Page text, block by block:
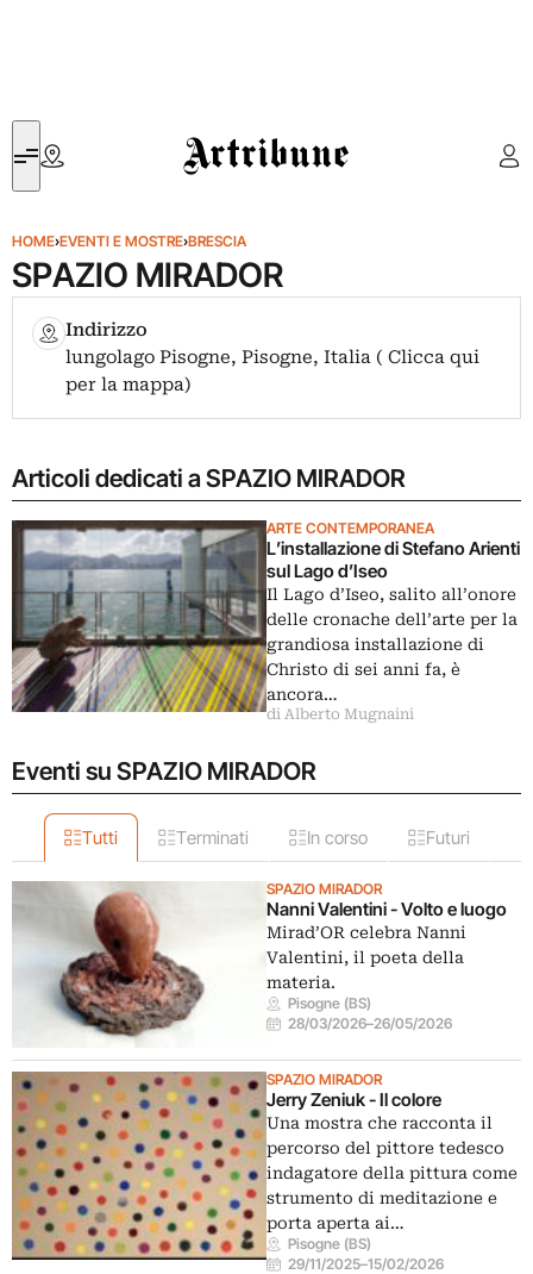
Artribune
HOME›EVENTI E MOSTRE›BRESCIA
SPAZIO MIRADOR
Indirizzo
lungolago Pisogne, Pisogne, Italia ( Clicca qui
per la mappa)
Articoli dedicati a SPAZIO MIRADOR
ARTE CONTEMPORANEA
L’installazione di Stefano Arienti
sul Lago d’Iseo
Il Lago d’Iseo, salito all’onore
delle cronache dell’arte per la
grandiosa installazione di
Christo di sei anni fa, è
ancora…
di Alberto Mugnaini
Eventi su SPAZIO MIRADOR
Tutti Terminati In corso Futuri
SPAZIO MIRADOR
Nanni Valentini - Volto e luogo
Mirad’OR celebra Nanni
Valentini, il poeta della
materia.
Pisogne (BS)
28/03/2026–26/05/2026
SPAZIO MIRADOR
Jerry Zeniuk - Il colore
Una mostra che racconta il
percorso del pittore tedesco
indagatore della pittura come
strumento di meditazione e
porta aperta ai…
Pisogne (BS)
29/11/2025–15/02/2026